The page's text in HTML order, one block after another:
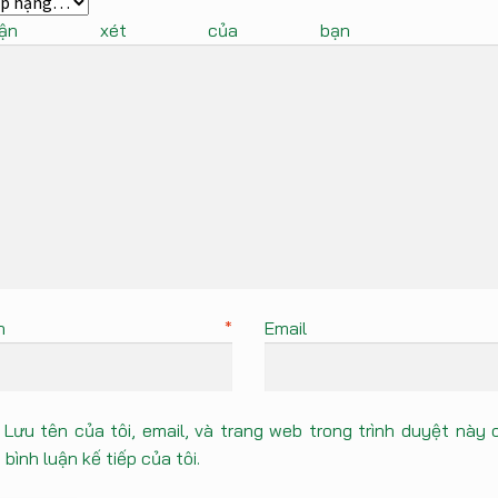
xét của
*
Lưu tên của tôi, email, và trang web trong trình duyệt này
bình luận kế tiếp của tôi.